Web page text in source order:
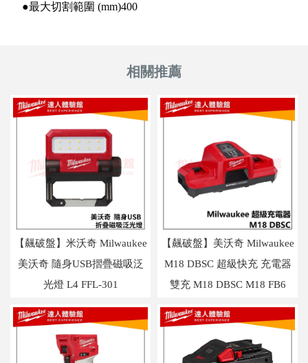
●最大切割範圍 (mm)400
【飆破盤】米沃奇 Milwaukee
美沃奇 隨身USB摺疊磁吸泛
光燈 L4 FFL-301
【飆破盤】美沃奇 Milwaukee
M18 DBSC 超級快充 充電器
雙充 M18 DBSC M18 FB6